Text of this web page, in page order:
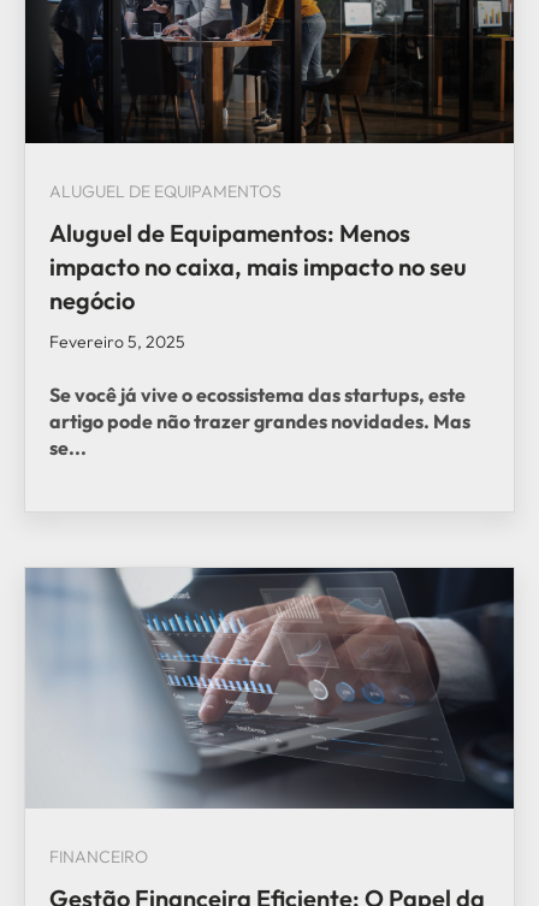
ALUGUEL DE EQUIPAMENTOS
Aluguel de Equipamentos: Menos
impacto no caixa, mais impacto no seu
negócio
Fevereiro 5, 2025
Se você já vive o ecossistema das startups, este
artigo pode não trazer grandes novidades. Mas
se...
FINANCEIRO
Gestão Financeira Eficiente: O Papel da